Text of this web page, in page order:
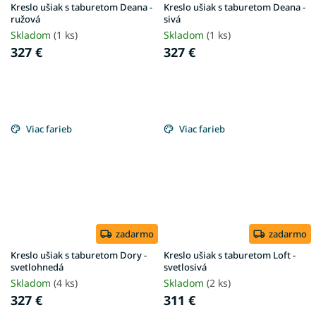
Kreslo ušiak s taburetom Deana -
ružová
Skladom (1 ks)
327 €
Kreslo ušiak s taburetom Deana -
sivá
Skladom (1 ks)
327 €
Viac farieb
zadarmo
Kreslo ušiak s taburetom Dory -
svetlohnedá
Skladom (4 ks)
327 €
Viac farieb
zadarmo
Kreslo ušiak s taburetom Loft -
svetlosivá
Skladom (2 ks)
311 €